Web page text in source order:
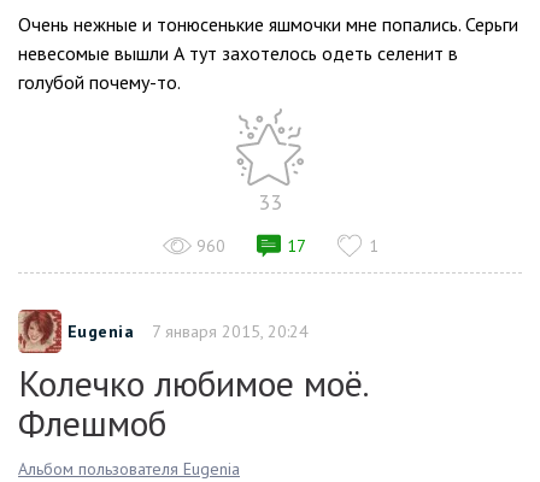
Очень нежные и тонюсенькие яшмочки мне попались. Серьги
невесомые вышли А тут захотелось одеть селенит в
голубой почему-то.
33
960 17 1
Eugenia 7 января 2015, 20:24
Колечко любимое моё.
Флешмоб
Альбом пользователя Eugenia